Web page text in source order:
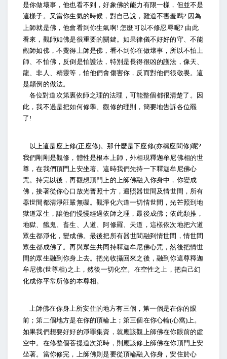
是你做壞事，他也看不到，好象佛的能力有限一樣，但並不是
這樣子。又當你生氣的時候，對自己說，難道不害羞嗎? 因為
上師就是佛，他會看到你生氣啊!怎麼可以不修忍辱呢? 由此
看來，觀師如佛是很重要的關鍵。如果律儀不好好的守、不能
觀師如佛，不覺得上師是佛，看不到你在做壞事，所以不怕上
師、不怕佛，反倒是怕護法，特別是長得很凶的護法，像天、
龍、非人、精靈等，怕他們會傷害你，反而對他們很敬畏。這
是顛倒的做法。
各位對道次第裏依師之理的法理，可能整個都很清楚了。因
此，我不過是把如何修學、觀修的理則，簡要地告訴各位罷
了 !
以上這是座上修(正座修)。那什麼是下座修(亦稱座間修)呢?
我們剛剛是觀修，體性是根本上師，外相現釋迦牟尼佛相的世
尊，在我們頂門上安坐著。這時我們先持一下釋迦牟尼佛心
咒。持完以後，再觀想頂門上的上師佛融入你身中，你變成
佛，接著從你心口放光普照十方，遍照器世間及情世間，所有
器世間都清淨莊嚴無礙。觀淨化六道一切情世間，光芒照到地
獄道眾生，讓他們慢慢經過依師之理，最後成佛；依此類推，
地獄、餓鬼、畜生、人道、阿修羅、天道，這樣依次地把六道
眾生都淨化，變成佛。最後把所有器世間融到情世間，情世間
眾生都成佛了。再與眾生共同持釋迦牟尼佛心咒，然後把情世
間的眾生融到你身上去。把光收攝回來之後，融到你這尊釋迦
牟尼佛(世尊相)之上，然後一切化空。在空性之上，把自己幻
化成你平常所修的本尊相。
上師佛在你身上所安住的地方有三個，第一個是在你的眼
前；第二個地方是在你的頂輪上；第三個在你心輪(心窩) 上。
如果我們想要好好的淨罪集資，就應該觀上師佛在你眼前的虛
空中。在修整個菩提道次第時，則應該修上師佛在你頂門上安
坐著。當你修完，上師佛則是要從頂輪融入你身，安住於心